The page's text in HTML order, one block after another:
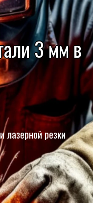
3 мм в
лазерной резки